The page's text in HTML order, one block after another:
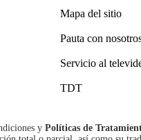
Mapa del sitio
Pauta con
Servicio al
TDT
y Políticas de